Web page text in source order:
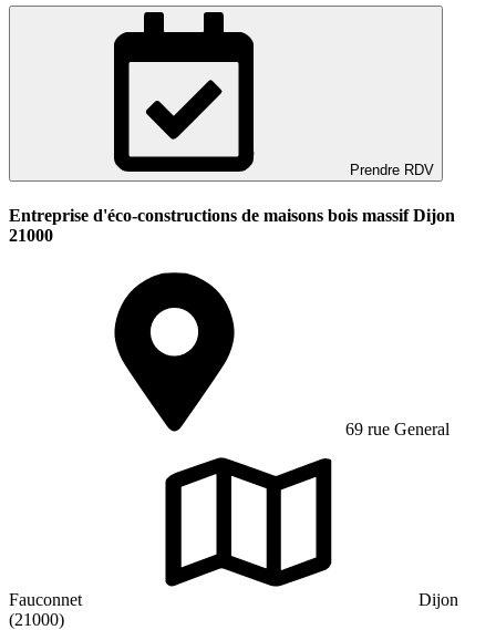
Prendre RDV
Entreprise d'éco-constructions de maisons bois massif Dijon
21000
69 rue General
Fauconnet
Dijon
(21000)